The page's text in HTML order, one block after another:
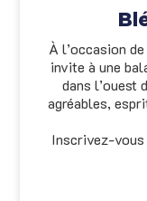
À l’occasion
invite à une
dans l’ouest
agréables,
Inscrivez-vous